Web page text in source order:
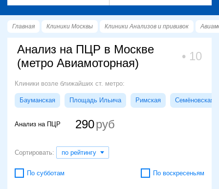
Главная Клиники Москвы Клиники Анализов и прививок
Анализ на ПЦР в Москве
(метро Авиамоторная)
10
Клиники возле ближайших ст. метро:
Бауманская Площадь Ильича Римская Семёновская
Анализ на ПЦР 290
Сортировать: по рейтингу
По субботам По воскресеньям